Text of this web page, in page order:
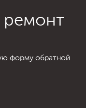
ремонт
форму обратной